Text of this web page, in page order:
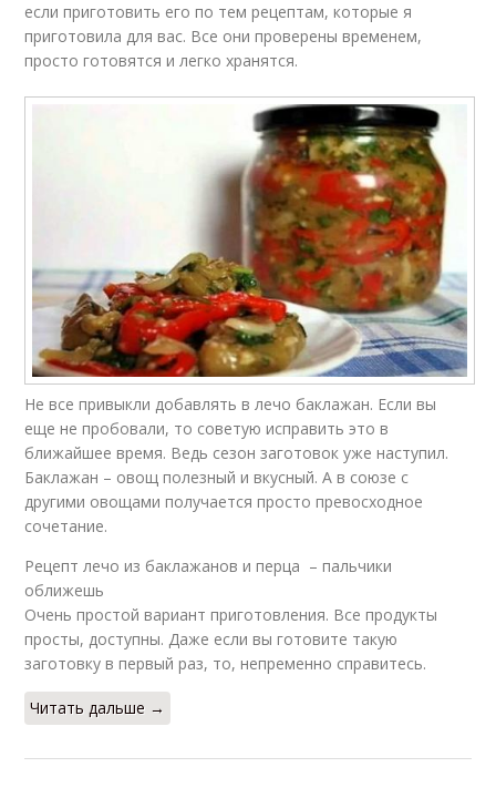
если приготовить его по тем рецептам, которые я
приготовила для вас. Все они проверены временем,
просто готовятся и легко хранятся.
Не все привыкли добавлять в лечо баклажан. Если вы
еще не пробовали, то советую исправить это в
ближайшее время. Ведь сезон заготовок уже наступил.
Баклажан – овощ полезный и вкусный. А в союзе с
другими овощами получается просто превосходное
сочетание.
Рецепт лечо из баклажанов и перца – пальчики
оближешь
Очень простой вариант приготовления. Все продукты
просты, доступны. Даже если вы готовите такую
заготовку в первый раз, то, непременно справитесь.
Читать дальше →